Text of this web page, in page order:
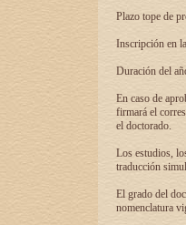
Plazo tope de
Inscripción en
Duración del
En caso de
firmará el
el doctorado.
Los estudios,
traducción
El grado del
nomenclatura